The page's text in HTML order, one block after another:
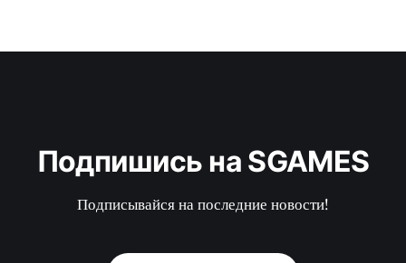
Подпишись на SGAMES
Подписывайся на последние новости!